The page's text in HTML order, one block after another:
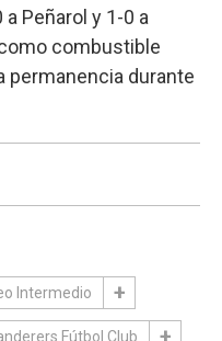
Peñarol y 1-0 a
combustible
permanencia durante
Intermedio
Fútbol Club